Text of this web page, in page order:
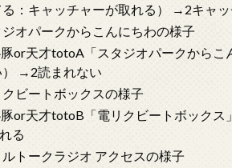
：キャッチャーが取れる） →2キャ
ジオパークからこんにちわの様子
or天才totoA「スタジオパークから
） →2読まれない
クビートボックスの様子
or天才totoB「電リクビートボック
る
ルトークラジオ アクセスの様子